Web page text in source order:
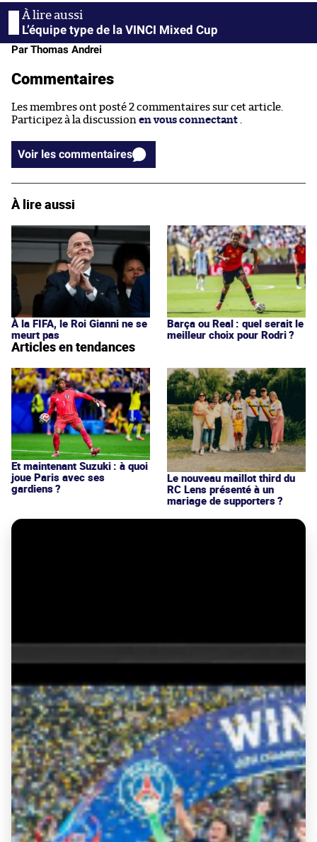
L’équipe type de la VINCI Mixed Cup
Par Thomas Andrei
Commentaires
Les membres ont posté 2 commentaires sur cet article.
Participez à la discussion en vous connectant .
Voir les commentaires
À lire aussi
À la FIFA, le Roi Gianni ne se
meurt pas
Barça ou Real : quel serait le
meilleur choix pour Rodri ?
Articles en tendances
Et maintenant Suzuki : à quoi
joue Paris avec ses
gardiens ?
Le nouveau maillot third du
RC Lens présenté à un
mariage de supporters ?